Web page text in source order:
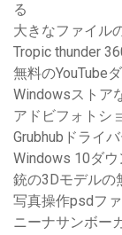
る
大きなファイル
Tropic thunder
無料のYouTube
Windowsストア
アドビフォトシ
Grubhubドライ
Windows 10ダ
銃の3Dモデルの
写真操作psdフ
ニーナサンボー